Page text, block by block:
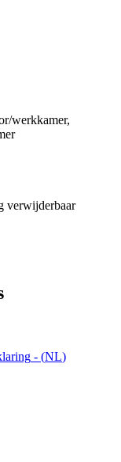
werkkamer,
verwijderbaar
- (NL)